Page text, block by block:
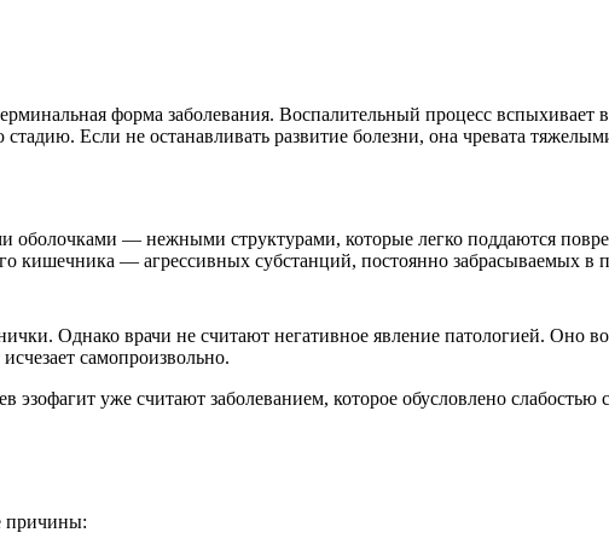
форма заболевания. Воспалительный процесс
Если не останавливать развитие болезни, она чревата
оболочками — нежными структурами, которые легко поддаются
кишечника — агрессивных субстанций, постоянно забрасываемых в
Однако врачи не считают негативное явление патологией.
самопроизвольно.
эзофагит уже считают заболеванием, которое обусловлено
причины: